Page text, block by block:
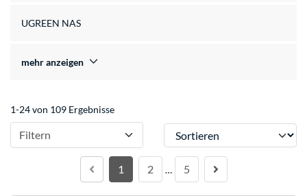
UGREEN NAS
mehr anzeigen
1-24 von 109 Ergebnisse
Filtern Sortieren
1 2 … 5